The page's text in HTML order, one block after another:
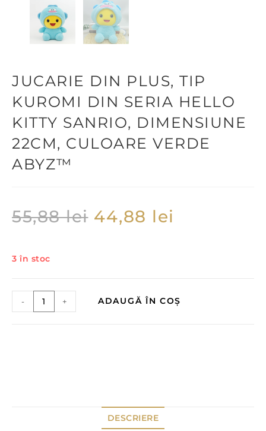
JUCARIE DIN PLUS, TIP
KUROMI DIN SERIA HELLO
KITTY SANRIO, DIMENSIUNE
22CM, CULOARE VERDE
ABYZ™
55,88lei 44,88 lei
3 în stoc
- + ADAUGĂ ÎN COȘ
DESCRIERE